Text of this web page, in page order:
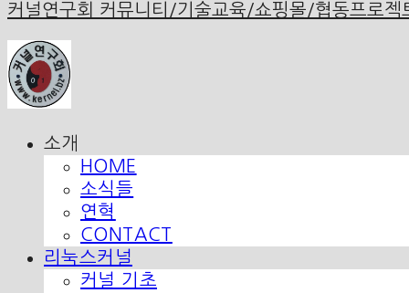
커널연구회 커뮤니티/기술교육/쇼핑몰/협동프로젝
소개
HOME
소식들
연혁
CONTACT
리눅스커널
커널 기초